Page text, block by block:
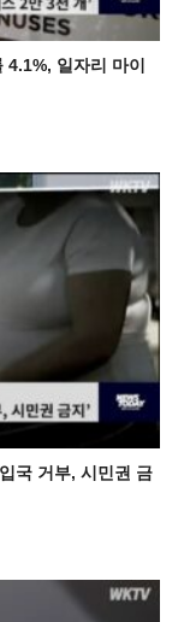
4.1%, 일자리 마이
국 거부, 시민권 금